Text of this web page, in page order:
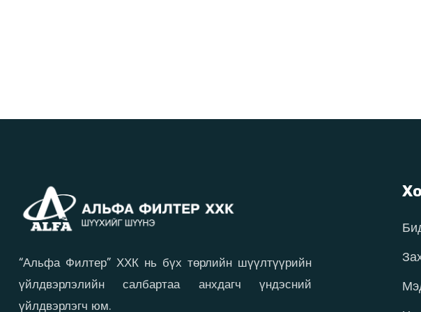
“Альфа Филтер” ХХК нь бүх төрлийн шүүлтүүрийн
үйлдвэрлэлийн салбартаа анхдагч үндэсний
үйлдвэрлэгч юм.